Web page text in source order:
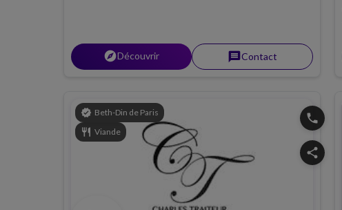
explorerDécouvrir messageContact
verified Beth-Din de Paris
restaurant Viande
phone
share